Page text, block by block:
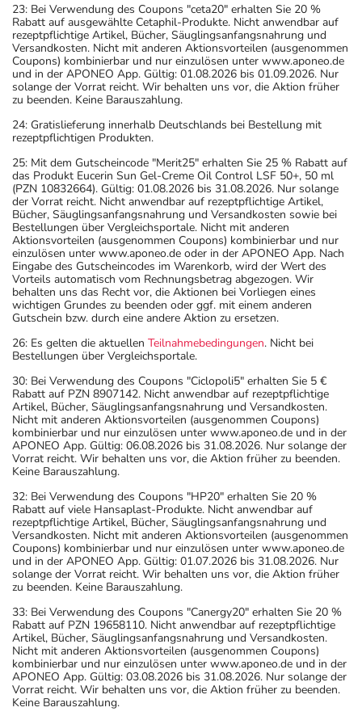
23: Bei Verwendung des Coupons "ceta20" erhalten Sie 20 %
Rabatt auf ausgewählte Cetaphil-Produkte. Nicht anwendbar auf
rezeptpflichtige Artikel, Bücher, Säuglingsanfangsnahrung und
Versandkosten. Nicht mit anderen Aktionsvorteilen (ausgenommen
Coupons) kombinierbar und nur einzulösen unter www.aponeo.de
und in der APONEO App. Gültig: 01.08.2026 bis 01.09.2026. Nur
solange der Vorrat reicht. Wir behalten uns vor, die Aktion früher
zu beenden. Keine Barauszahlung.
24: Gratislieferung innerhalb Deutschlands bei Bestellung mit
rezeptpflichtigen Produkten.
25: Mit dem Gutscheincode "Merit25" erhalten Sie 25 % Rabatt auf
das Produkt Eucerin Sun Gel-Creme Oil Control LSF 50+, 50 ml
(PZN 10832664). Gültig: 01.08.2026 bis 31.08.2026. Nur solange
der Vorrat reicht. Nicht anwendbar auf rezeptpflichtige Artikel,
Bücher, Säuglingsanfangsnahrung und Versandkosten sowie bei
Bestellungen über Vergleichsportale. Nicht mit anderen
Aktionsvorteilen (ausgenommen Coupons) kombinierbar und nur
einzulösen unter www.aponeo.de oder in der APONEO App. Nach
Eingabe des Gutscheincodes im Warenkorb, wird der Wert des
Vorteils automatisch vom Rechnungsbetrag abgezogen. Wir
behalten uns das Recht vor, die Aktionen bei Vorliegen eines
wichtigen Grundes zu beenden oder ggf. mit einem anderen
Gutschein bzw. durch eine andere Aktion zu ersetzen.
26: Es gelten die aktuellen Teilnahmebedingungen. Nicht bei
Bestellungen über Vergleichsportale.
30: Bei Verwendung des Coupons "Ciclopoli5" erhalten Sie 5 €
Rabatt auf PZN 8907142. Nicht anwendbar auf rezeptpflichtige
Artikel, Bücher, Säuglingsanfangsnahrung und Versandkosten.
Nicht mit anderen Aktionsvorteilen (ausgenommen Coupons)
kombinierbar und nur einzulösen unter www.aponeo.de und in der
APONEO App. Gültig: 06.08.2026 bis 31.08.2026. Nur solange der
Vorrat reicht. Wir behalten uns vor, die Aktion früher zu beenden.
Keine Barauszahlung.
32: Bei Verwendung des Coupons "HP20" erhalten Sie 20 %
Rabatt auf viele Hansaplast-Produkte. Nicht anwendbar auf
rezeptpflichtige Artikel, Bücher, Säuglingsanfangsnahrung und
Versandkosten. Nicht mit anderen Aktionsvorteilen (ausgenommen
Coupons) kombinierbar und nur einzulösen unter www.aponeo.de
und in der APONEO App. Gültig: 01.07.2026 bis 31.08.2026. Nur
solange der Vorrat reicht. Wir behalten uns vor, die Aktion früher
zu beenden. Keine Barauszahlung.
33: Bei Verwendung des Coupons "Canergy20" erhalten Sie 20 %
Rabatt auf PZN 19658110. Nicht anwendbar auf rezeptpflichtige
Artikel, Bücher, Säuglingsanfangsnahrung und Versandkosten.
Nicht mit anderen Aktionsvorteilen (ausgenommen Coupons)
kombinierbar und nur einzulösen unter www.aponeo.de und in der
APONEO App. Gültig: 03.08.2026 bis 31.08.2026. Nur solange der
Vorrat reicht. Wir behalten uns vor, die Aktion früher zu beenden.
Keine Barauszahlung.